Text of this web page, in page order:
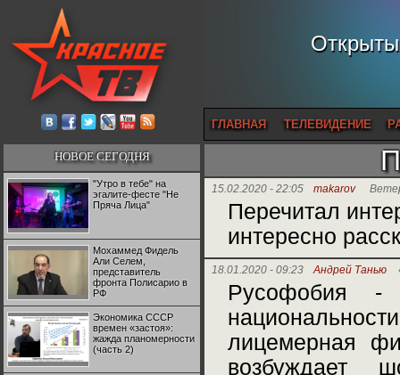
ГЛАВНАЯ ТЕЛЕВИДЕНИЕ
НОВОЕ СЕГОДНЯ
"Утро в тебе" на
эгалите-фесте "Не
Пряча Лица"
Мохаммед Фидель
Али Селем,
представитель
фронта Полисарио в
РФ
Экономика СССР
времен «застоя»:
жажда планомерности
(часть 2)
15.02.2020 - 22:05 makarov
Перечитал
интересно
18.01.2020 - 09:23 Андрей Танью
Русофобия -
лицемерная
возбуждает